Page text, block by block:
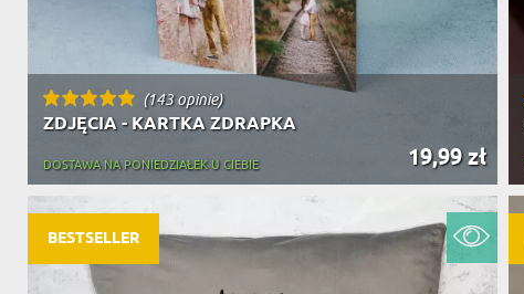
(143 opinie)
ZDJĘCIA - KARTKA ZDRAPKA
19,99 zł
DOSTAWA NA PONIEDZIAŁEK U CIEBIE
BESTSELLER